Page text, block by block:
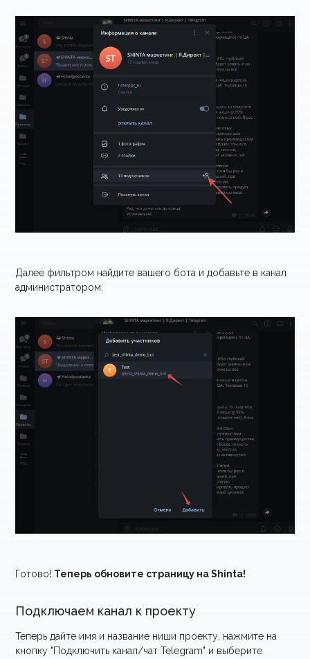
Далее фильтром найдите вашего бота и добавьте в канал
администратором.
Готово! Теперь обновите страницу на Shinta!
Подключаем канал к проекту
Теперь дайте имя и название ниши проекту, нажмите на
кнопку "Подключить канал/чат Telegram" и выберите